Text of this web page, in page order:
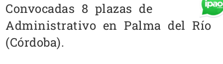
Convocadas 8 plazas de
Administrativo en Palma del Río
(Córdoba).